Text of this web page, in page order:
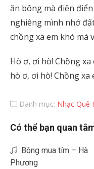
ăn bông mà điên điển
nghiêng mình nhớ
chồng xa em khó mà
Hò ơ, ơi hò! Chồng
hò ơ, ơi hò! Chồng xa
Danh mục: Nhạc Quê
Có thể bạn quan
Bông mua tím – Hà
Phương